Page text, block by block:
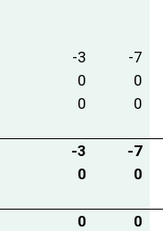
-3 -7
0 0
0 0
-3 -7
0 0
0 0